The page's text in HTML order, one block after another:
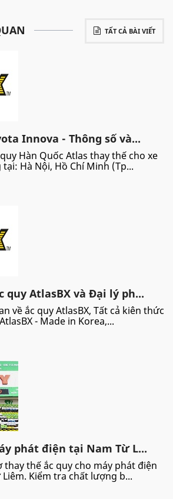
TẤT CẢ BÀI VIẾT
Innova - Thông số và...
Hàn Quốc Atlas thay thế cho xe
Hà Nội, Hồ Chí Minh (Tp...
quy AtlasBX và Đại lý ph...
về ắc quy AtlasBX, Tất cả kiên thức
- Made in Korea,...
phát điện tại Nam Từ L...
thế ắc quy cho máy phát điện
Kiểm tra chất lượng b...